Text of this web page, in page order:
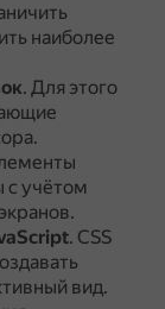
наиболее
. Для этого
с учётом
. CSS
вид.